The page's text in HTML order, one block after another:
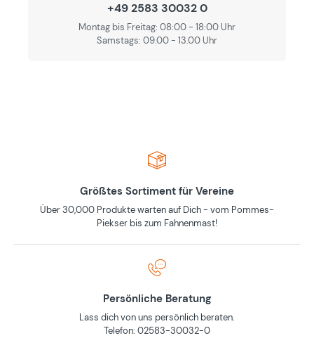
+49 2583 30032 0
Montag bis Freitag: 08:00 - 18:00 Uhr
Samstags: 09.00 - 13.00 Uhr
Größtes Sortiment für Vereine
Über 30,000 Produkte warten auf Dich - vom Pommes-
Piekser bis zum Fahnenmast!
Persönliche Beratung
Lass dich von uns persönlich beraten.
Telefon: 02583-30032-0